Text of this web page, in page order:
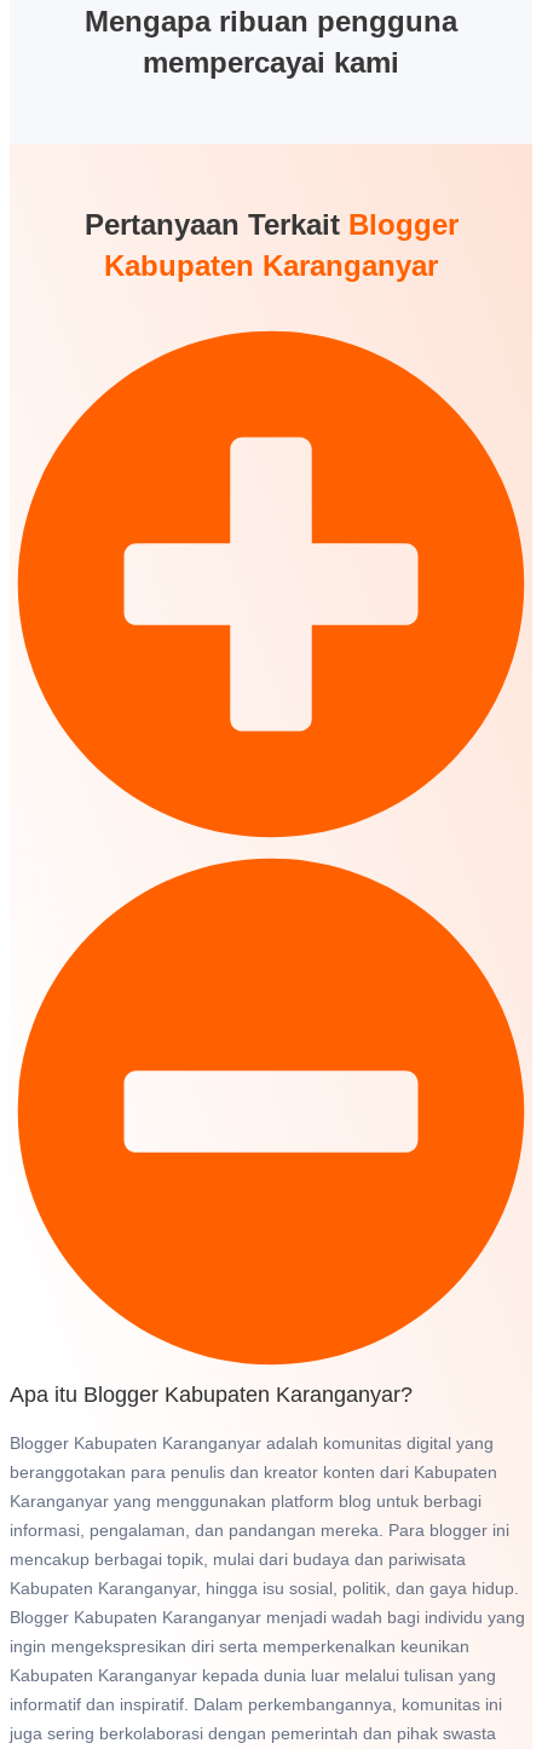
Mengapa ribuan pengguna
mempercayai kami
Pertanyaan Terkait Blogger
Kabupaten Karanganyar
Apa itu Blogger Kabupaten Karanganyar?
Blogger Kabupaten Karanganyar adalah komunitas digital yang
beranggotakan para penulis dan kreator konten dari Kabupaten
Karanganyar yang menggunakan platform blog untuk berbagi
informasi, pengalaman, dan pandangan mereka. Para blogger ini
mencakup berbagai topik, mulai dari budaya dan pariwisata
Kabupaten Karanganyar, hingga isu sosial, politik, dan gaya hidup.
Blogger Kabupaten Karanganyar menjadi wadah bagi individu yang
ingin mengekspresikan diri serta memperkenalkan keunikan
Kabupaten Karanganyar kepada dunia luar melalui tulisan yang
informatif dan inspiratif. Dalam perkembangannya, komunitas ini
juga sering berkolaborasi dengan pemerintah dan pihak swasta